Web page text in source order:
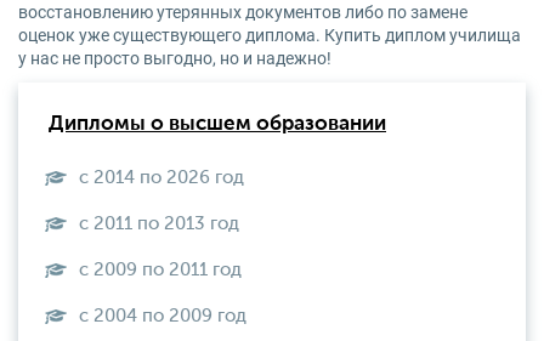
восстановлению утерянных документов либо по замене
оценок уже существующего диплома. Купить диплом училища
у нас не просто выгодно, но и надежно!
Дипломы о высшем образовании
с 2014 по 2026 год
с 2011 по 2013 год
с 2009 по 2011 год
с 2004 по 2009 год